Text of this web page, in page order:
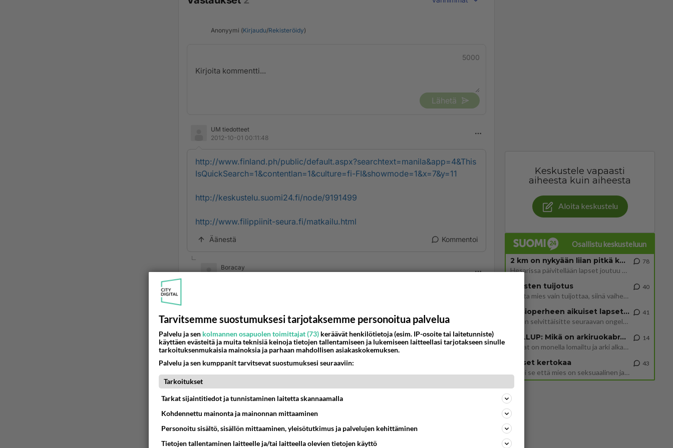
Anonyymi (Kirjaudu/Rekisteröidy)
5000
Lähetä
UM tiedotteet
2012-10-01 00:11:48
http://www.finland.ph/public/default.aspx?searchtext=manila&app=4&This
IsQuickSearch=1&contentlan=1&culture=fi-FI&showmode=1&x=7&y=11
http://keskustelu.suomi24.fi/node/9191499
http://www.filippiinit-seura.fi/matkailu.html
Äänestä Kommentoi
Boracay
Kaikesta huolimatta rokote.fi ja osmosal suspensio -ripulin hoitoon
Äänestä Kommentoi
Kommentoi aloitusta...
Takaisin ylös
Keskustele vapaasti
aiheesta kuin aiheesta
Aloita keskustelu
Osallistu keskusteluun
2 km on nykyään liian pitkä koulumatka
Hesarissa päivitellään lapset joutuu nyt kulkemaan 2 km kouluun jösses. Ruostefillarilla tuo matka menee vaikka miten äk
78
Miesten tuijotus
Mutta mies vain tuijottaa, siinä vaiheessa käännän itse pään pois. Mikä juttu? Yleensä jos joku tuijottaa tai katsoo, hä
40
Uusioperheen aikuiset lapset tyhjentää jääkaapin käydessään
Miten selvittäisitte seuraavan ongelman, meillä on uusioperhe, minulla teini-ikäiset lapset ja puolisolla aikuiset, jotk
41
GALLUP: Mikä on arkiruokabravuurisi?
Lomat on monella lomailtu ja arki alkaa. Se voi tarkoittaa myös sitä, että grillailut on grillattu ja palataan arjen ruo
14
Naiset kertokaa
Miksi se että mies on seksuaalinen ja haluaa seksiä ja te olette hänen mielestänne haluttava on vastenmielistä? Mikä sii
43
Tarvitsemme suostumuksesi tarjotaksemme personoitua palvelua
Palvelu ja sen kolmannen osapuolen toimittajat (73) keräävät henkilötietoja (esim. IP-osoite tai laitetunniste)
käyttäen evästeitä ja muita teknisiä keinoja tietojen tallentamiseen ja lukemiseen laitteellasi tarjotakseen sinulle
tarkoituksenmukaisia mainoksia ja parhaan mahdollisen asiakaskokemuksen.
Palvelu ja sen kumppanit tarvitsevat suostumuksesi seuraaviin:
Tarkoitukset
Tarkat sijaintitiedot ja tunnistaminen laitetta skannaamalla
Kohdennettu mainonta ja mainonnan mittaaminen
Personoitu sisältö, sisällön mittaaminen, yleisötutkimus ja palvelujen kehittäminen
Tietojen tallentaminen laitteelle ja/tai laitteella olevien tietojen käyttö